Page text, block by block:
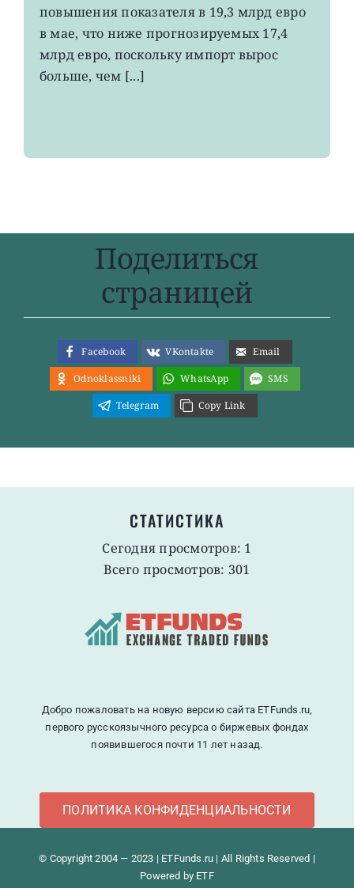
4-
летнего
повышения показателя в 19,3 млрд евро
в мае, что ниже прогнозируемых 17,4
млрд евро, поскольку импорт вырос
больше, чем [...]
Поделиться
страницей
Facebook VKontakte
Email
Odnoklassniki
WhatsApp
SMS
Telegram
Copy Link
СТАТИСТИКА
Сегодня просмотров: 1
Всего просмотров: 301
Добро пожаловать на новую версию сайта ETFunds.ru,
первого русскоязычного ресурса о биржевых фондах
появившегося почти 11 лет назад.
ПОЛИТИКА КОНФИДЕНЦИАЛЬНОСТИ
© Copyright 2004 — 2023 | ETFunds.ru | All Rights Reserved |
Powered by ETF